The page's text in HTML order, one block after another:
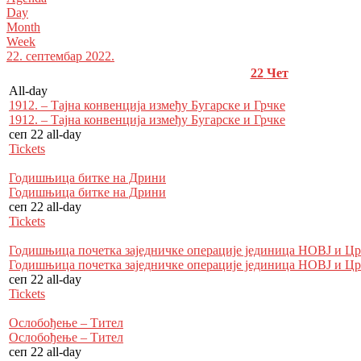
Day
Month
Week
22. септембар 2022.
22 Чет
All-day
1912. – Тајна конвенција између Бугарске и Грчке
1912. – Тајна конвенција између Бугарске и Грчке
сеп 22 all-day
Tickets
Годишњица битке на Дрини
Годишњица битке на Дрини
сеп 22 all-day
Tickets
Годишњица почетка заједничке операције јединица НОВЈ и
Годишњица почетка заједничке операције јединица НОВЈ и
сеп 22 all-day
Tickets
Ослобођење – Тител
Ослобођење – Тител
сеп 22 all-day